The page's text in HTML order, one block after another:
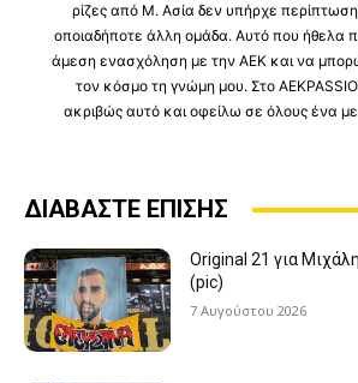
ρίζες από Μ. Ασία δεν υπήρχε
οποιαδήποτε άλλη ομάδα. Αυτό που ήθελα
άμεση ενασχόληση με την ΑΕΚ και να
τον κόσμο τη γνώμη μου. Στο
ακριβώς αυτό και οφείλω σε όλους ένα
ΔΙΑΒΑΣΤΕ ΕΠΙΣΗΣ
Original 21 για
(pic)
7 Αυγούστου 2026